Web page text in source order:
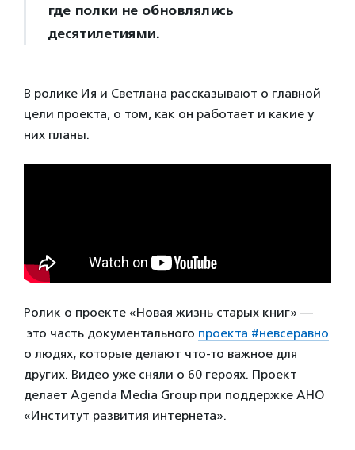
где полки не обновлялись
десятилетиями.
В ролике Ия и Светлана рассказывают о главной
цели проекта, о том, как он работает и какие у
них планы.
Ролик о проекте «Новая жизнь старых книг» —
это часть документального проекта #невсеравно
о людях, которые делают что-то важное для
других. Видео уже сняли о 60 героях. Проект
делает Agenda Media Group при поддержке АНО
«Институт развития интернета».